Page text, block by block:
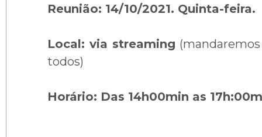
Reunião: 14/10/2021. Quinta-feira.
Local: via streaming
todos)
Horário: Das 14h00min as